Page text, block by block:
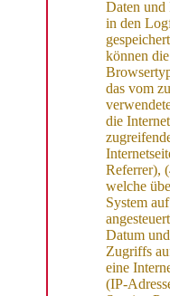
Daten und
in den
können
das vom
die
Referrer),
welche
System
Datum
Zugriffs
eine
(IP-